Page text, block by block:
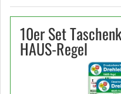
10er Set
HAUS-Regel